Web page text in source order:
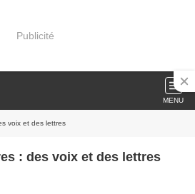
Publicité
MENU
voix et des lettres
: des voix et des lettres